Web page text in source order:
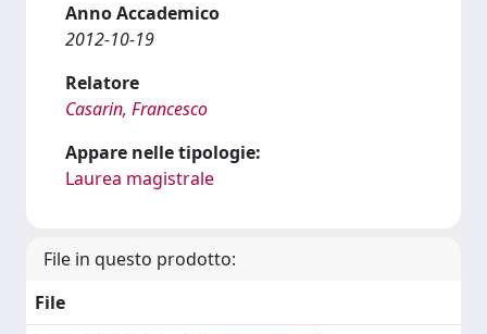
Anno Accademico
2012-10-19
Relatore
Casarin, Francesco
Appare nelle tipologie:
Laurea magistrale
File in questo prodotto:
File